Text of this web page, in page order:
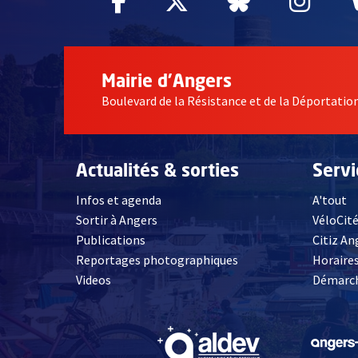
Mairie d'Angers
Boulevard de la Résistance et de la Déportation
Actualités & sorties
Infos et agenda
Sortir à Angers
Publications
Reportages photographiques
Videos, Ouvre une nouvelle fenêtre
A'tout
VéloCité
Citiz
, Ouvre une